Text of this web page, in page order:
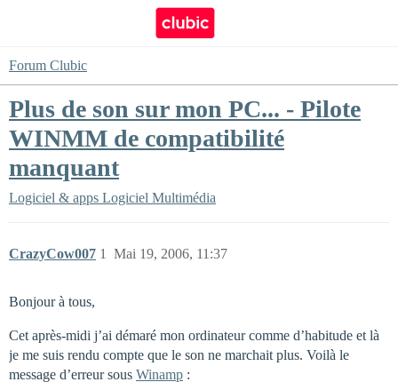
Forum Clubic
Plus de son sur mon PC... - Pilote
WINMM de compatibilité
manquant
Logiciel & apps Logiciel Multimédia
CrazyCow007 Mai 19, 2006, 11:37
1
Bonjour à tous,
Cet après-midi j’ai démaré mon ordinateur comme d’habitude et là
je me suis rendu compte que le son ne marchait plus. Voilà le
message d’erreur sous Winamp :